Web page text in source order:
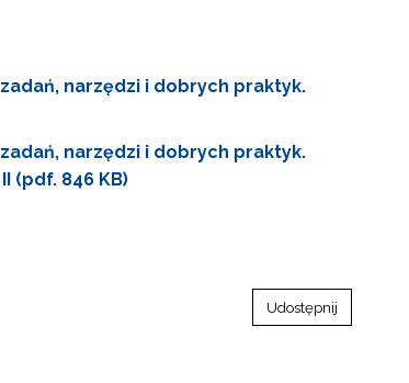
narzędzi i dobrych praktyk.
narzędzi i dobrych praktyk.
(pdf. 846 KB)
Udostępnij